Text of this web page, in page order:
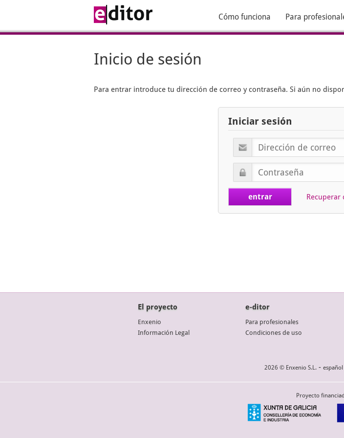
Cómo funciona Para
Inicio de sesión
Para entrar introduce tu dirección de correo y contraseña. Si aún no
Iniciar sesión
Recuperar
El proyecto
Enxenio
Información Legal
e-ditor
Para profesionales
Condiciones de uso
2026 © Enxenio S.L. - español
Proyecto